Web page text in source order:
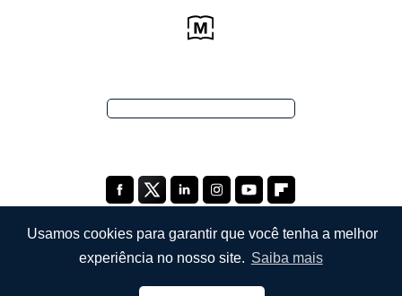
Usamos cookies para garantir que você tenha a melhor
experiência no nosso site. Saiba mais